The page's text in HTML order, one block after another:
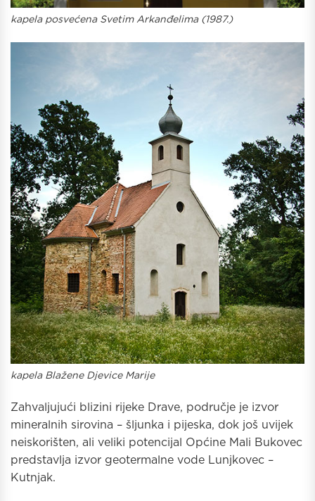
kapela posvećena Svetim Arkanđelima (1987.)
kapela Blažene Djevice Marije
Zahvaljujući blizini rijeke Drave, područje je izvor
mineralnih sirovina – šljunka i pijeska, dok još uvijek
neiskorišten, ali veliki potencijal Općine Mali Bukovec
predstavlja izvor geotermalne vode Lunjkovec –
Kutnjak.